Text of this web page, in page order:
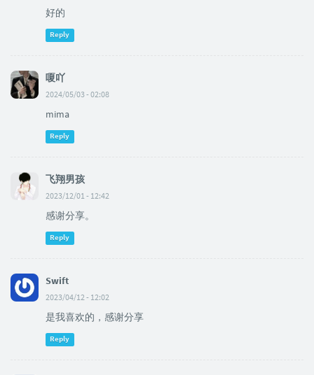
好的
Reply
嗄吖
2024/05/03 - 02:08
mima
Reply
飞翔男孩
2023/12/01 - 12:42
感谢分享。
Reply
Swift
2023/04/12 - 12:02
是我喜欢的，感谢分享
Reply